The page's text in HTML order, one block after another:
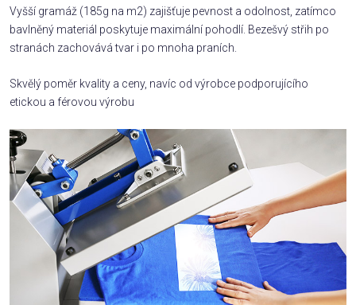
Vyšší gramáž (185g na m2) zajišťuje pevnost a odolnost, zatímco
bavlněný materiál poskytuje maximální pohodlí. Bezešvý střih po
stranách zachovává tvar i po mnoha praních.
Skvělý poměr kvality a ceny, navíc od výrobce podporujícího
etickou a férovou výrobu